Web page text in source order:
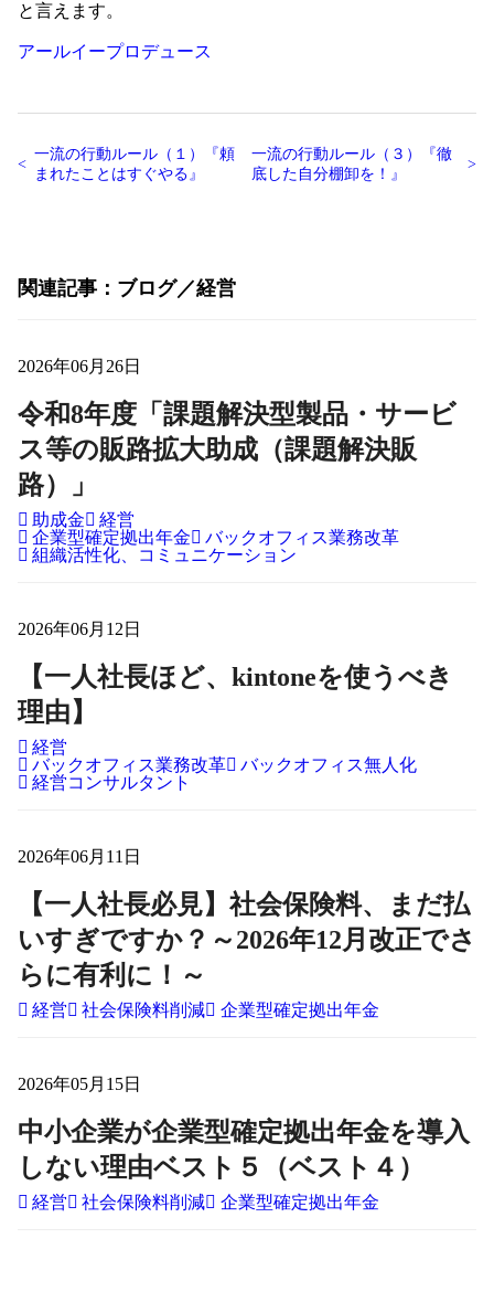
と言えます。
アールイープロデュース
一流の行動ルール（１）『頼
まれたことはすぐやる』
一流の行動ルール（３）『徹
底した自分棚卸を！』
関連記事 ブログ 経営
2026年06月26日
令和8年度「課題解決型製品・サービ
ス等の販路拡大助成（課題解決販
路）」
助成金
経営
企業型確定拠出年金
バックオフィス業務改革
組織活性化、コミュニケーション
2026年06月12日
【一人社長ほど、kintoneを使うべき
理由】
経営
バックオフィス業務改革
バックオフィス無人化
経営コンサルタント
2026年06月11日
【一人社長必見】社会保険料、まだ払
いすぎですか？～2026年12月改正でさ
らに有利に！～
経営 社会保険料削減 企業型確定拠出年金
2026年05月15日
中小企業が企業型確定拠出年金を導入
しない理由ベスト５（ベスト４）
経営 社会保険料削減 企業型確定拠出年金